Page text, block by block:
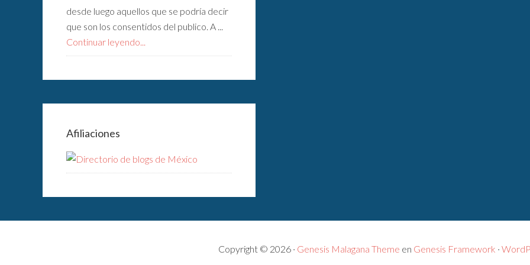
desde luego aquellos que se podría decir
que son los consentidos del publico. A ...
Continuar leyendo...
Afiliaciones
Copyright © 2026 · Genesis Malagana Theme en Genesis Framework ·